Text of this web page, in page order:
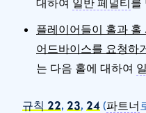
플레이어들이 홀과
어드바이스를 요청하
는 다음 홀에 대하여
규칙 22, 23, 24 (파트너